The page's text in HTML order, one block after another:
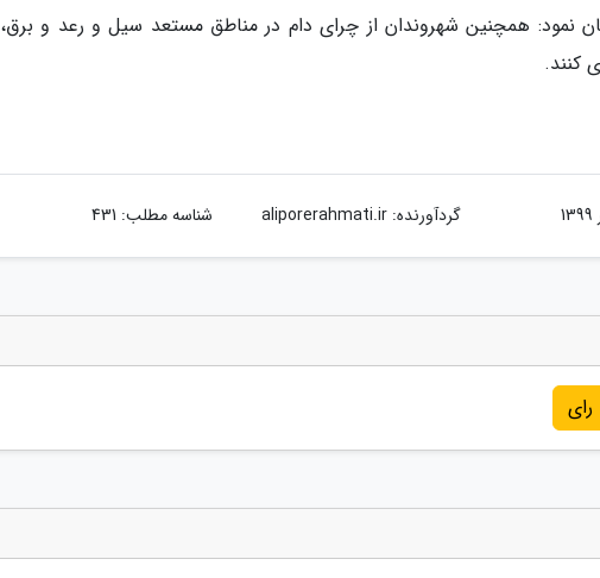
نمود: همچنین شهروندان از چرای دام در مناطق مستعد سیل و رعد و برق،
کنند.
گردآورنده:aliporerahmati.ir شناسه مطلب: 431
رای